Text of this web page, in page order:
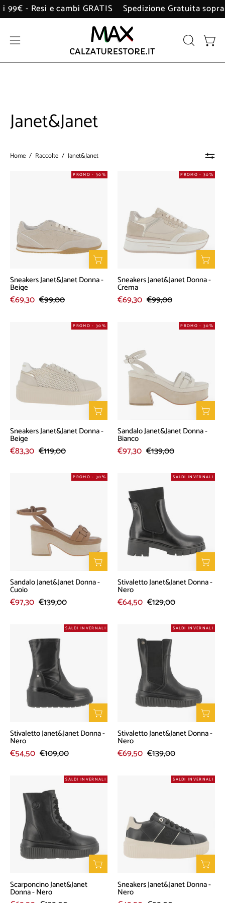
Salta
al
i 99€ - Resi e cambi GRATIS Spedizione Gratuita
Apri
menu
APRI
Apri
Janet&Janet
Home / Raccolte / Janet&Janet
Sneakers
Beige
PROMO - 30%
Sneakers Janet&Janet Donna -
Beige
€69,30 €99,00
Sneakers
-
Crema
PROMO - 30%
Sneakers Janet&Janet Donna -
Crema
€69,30 €99,00
Sneakers
-
Beige
PROMO - 30%
Sneakers Janet&Janet Donna -
Beige
€83,30 €119,00
Sandalo
Bianco
PROMO - 30%
Sandalo Janet&Janet Donna -
Bianco
€97,30 €139,00
Sandalo
Cuoio
PROMO - 30%
Sandalo Janet&Janet Donna -
Cuoio
€97,30 €139,00
Stivaletto
-
Nero
SALDI INVERNALI
Stivaletto Janet&Janet Donna -
Nero
€64,50 €129,00
Stivaletto
Janet&Janet
Donna
-
Nero
SALDI INVERNALI
Stivaletto Janet&Janet Donna -
Nero
€54,50 €109,00
Stivaletto
Janet&Janet
Donna
-
Nero
SALDI INVERNALI
Stivaletto Janet&Janet Donna -
Nero
€69,50 €139,00
Scarponcino
Donna
-
Nero
SALDI INVERNALI
Scarponcino Janet&Janet
Donna - Nero
Sneakers
-
Nero
SALDI INVERNALI
Sneakers Janet&Janet Donna -
Nero